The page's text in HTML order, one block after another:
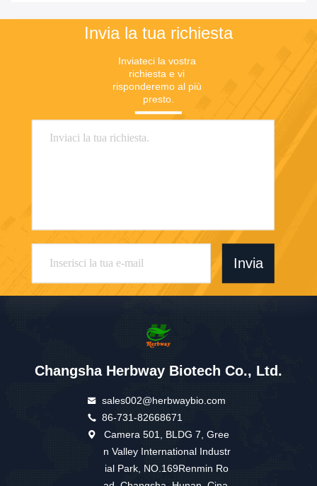
Invia la tua richiesta
Inviateci la vostra
richiesta e vi
risponderemo al più
presto.
Invia
Changsha Herbway Biotech Co., Ltd.
sales002@herbwaybio.com
86-731-82668671
Camera 501, BLDG 7, Gree
n Valley International Industr
ial Park, NO.169Renmin Ro